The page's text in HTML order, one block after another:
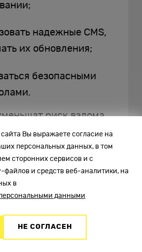
надежные CMS,
их обновления;
безопасными
риск взлома.
НАЗАД
Вы выражаете согласие на
персональных данных, в том
сторонних сервисов и с
и средств веб-аналитики, на
в
данными
НЕ СОГЛАСЕН